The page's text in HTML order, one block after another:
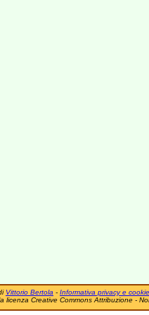
Vittorio Bertola - Informativa privacy e cookie
licenza Creative Commons Attribuzione -